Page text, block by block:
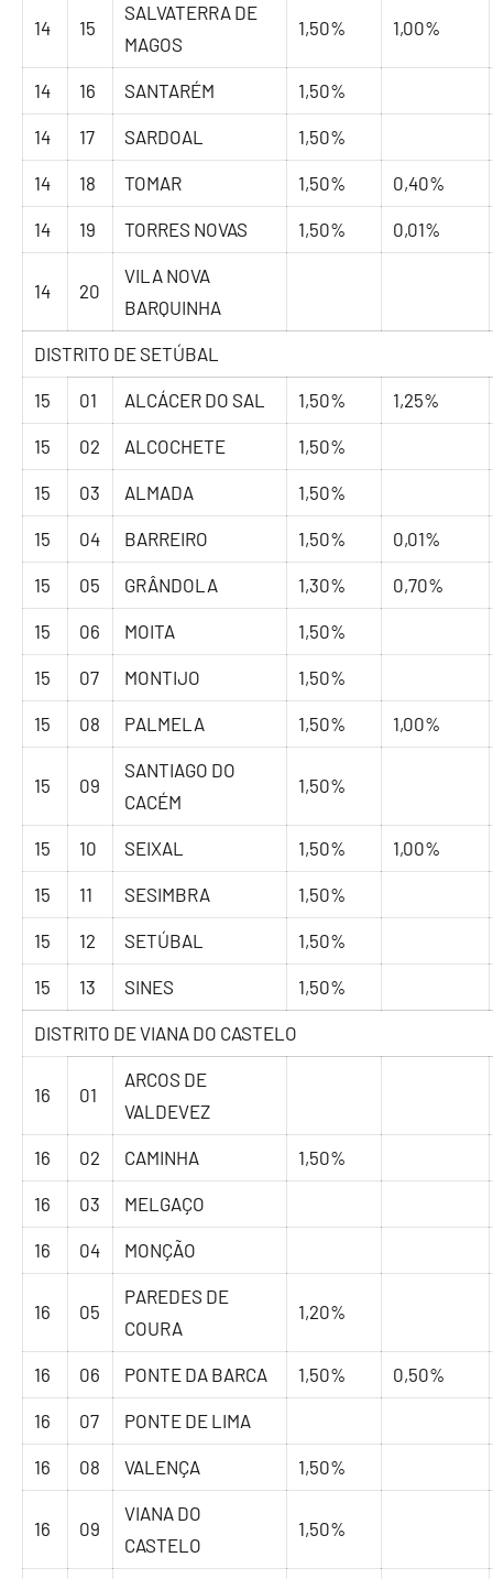
14 15
SALVATERRA DE
MAGOS
1,50% 1,00%
14 16 SANTARÉM 1,50%
14 17 SARDOAL 1,50%
14 18 TOMAR 1,50% 0,40%
14 19 TORRES NOVAS 1,50% 0,01%
14 20
VILA NOVA
BARQUINHA
DISTRITO DE SETÚBAL
15 01 ALCÁCER DO SAL 1,50% 1,25%
15 02 ALCOCHETE 1,50%
15 03 ALMADA 1,50%
15 04 BARREIRO 1,50% 0,01%
15 05 GRÂNDOLA 1,30% 0,70%
15 06 MOITA 1,50%
15 07 MONTIJO 1,50%
15 08 PALMELA 1,50% 1,00%
15 09
SANTIAGO DO
CACÉM
1,50%
15 10 SEIXAL 1,50% 1,00%
15 11 SESIMBRA 1,50%
15 12 SETÚBAL 1,50%
15 13 SINES 1,50%
DISTRITO DE VIANA DO CASTELO
16 01
ARCOS DE
VALDEVEZ
16 02 CAMINHA 1,50%
16 03 MELGAÇO
16 04 MONÇÃO
16 05
PAREDES DE
COURA
1,20%
16 06 PONTE DA BARCA 1,50% 0,50%
16 07 PONTE DE LIMA
16 08 VALENÇA 1,50%
16 09
VIANA DO
CASTELO
1,50%